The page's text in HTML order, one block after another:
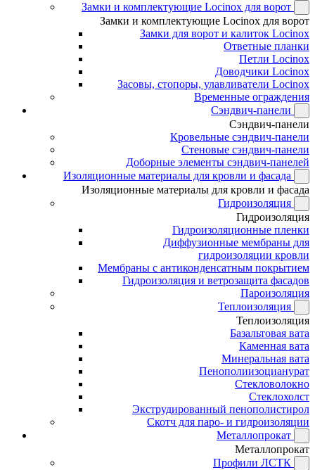
Замки и комплектующие Locinox для ворот
Замки и комплектующие Locinox для ворот
Замки для ворот и калиток Locinox
Ответные планки
Петли Locinox
Доводчики Locinox
Засовы, стопоры, улавливатели Locinox
Временные ограждения
Сэндвич-панели
Сэндвич-панели
Кровельные сэндвич-панели
Стеновые сэндвич-панели
Доборные элементы сэндвич-панелей
Изоляционные материалы для кровли и фасада
Изоляционные материалы для кровли и фасада
Гидроизоляция
Гидроизоляция
Гидроизоляционные пленки
Диффузионные мембраны для
гидроизоляции кровли
Мембраны с антиконденсатным покрытием
Гидроизоляция и ветрозащита фасадов
Пароизоляция
Теплоизоляция
Теплоизоляция
Базальтовая вата
Каменная вата
Минеральная вата
Пенополиизоцианурат
Стекловолокно
Стеклохолст
Экструдированный пенополистирол
Скотч для паро- и гидроизоляции
Металлопрокат
Металлопрокат
Профили ЛСТК